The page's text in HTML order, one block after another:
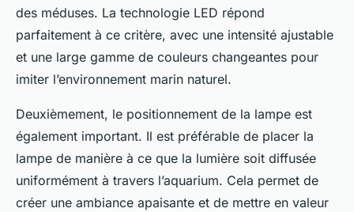
des méduses. La technologie LED répond
parfaitement à ce critère, avec une intensité ajustable
et une large gamme de couleurs changeantes pour
imiter l’environnement marin naturel.
Deuxièmement, le positionnement de la lampe est
également important. Il est préférable de placer la
lampe de manière à ce que la lumière soit diffusée
uniformément à travers l’aquarium. Cela permet de
créer une ambiance apaisante et de mettre en valeur